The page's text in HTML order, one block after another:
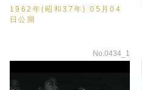
1962年(昭和37年) 05月04
日公開
No.0434_1